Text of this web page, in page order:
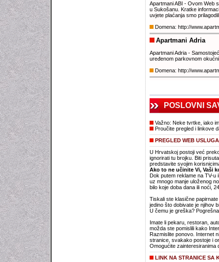
Apartmani ABI - Ovom Web
u Sukošanu. Kratke
uvjete plaćanja smo
Domena: http://
Apartmani Adria
Apartmani Adria -
uređenom parkovnom
Domena: http://
POSLOVNI
Važno: Neke tvrtke, iako
Proučite pregled i linkove
PREGLED WEB
U Hrvatskoj postoji već
ignorirati tu brojku. Biti
predstavite svojim
Ako to ne učinite Vi, Vaši
Dok putem reklame na TV-u
uz mnogo manje uloženog
bilo koje doba dana ili noći,
Tiskali ste klasične
jedino što dobivate je njihov
U čemu je greška?
Imate li pekaru, restoran,
možda ste pomislili kako
Razmislite ponovo. Internet
stranice, svakako postoje i
Omogućite zainteresiranima
LINK NA STRANICE SA